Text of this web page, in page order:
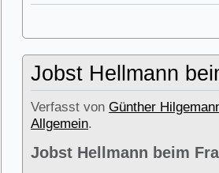
Jobst Hellmann
Verfasst von Günther
Allgemein.
Jobst Hellmann beim